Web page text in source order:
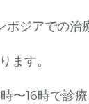
ジアでの治
ます。
〜16時で診療